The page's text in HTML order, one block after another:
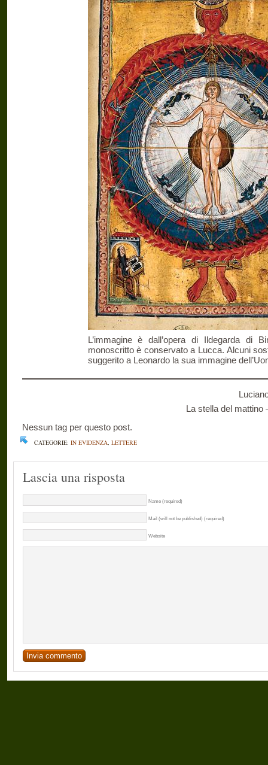
L’immagine è dall’opera di Ildegarda di
monoscritto è conservato a Lucca. Alcuni
suggerito a Leonardo la sua immagine
La stella del mattino
Nessun tag per questo post.
CATEGORIE: IN EVIDENZA LETTERE
Lascia una risposta
Name (required)
Mail (will not be published) (required)
Website